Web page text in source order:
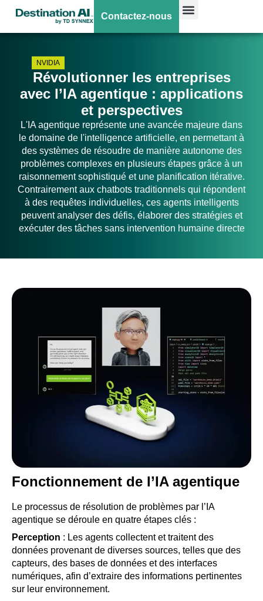
Contactez-nous
NVIDIA
Révolutionner les entreprises
avec l’IA agentique : applications
et perspectives
L'IA agentique représente une avancée majeure dans
le domaine de l'intelligence artificielle, en permettant à
des systèmes de résoudre de manière autonome des
problèmes complexes en plusieurs étapes grâce à un
raisonnement sophistiqué et une planification itérative.
Contrairement aux chatbots traditionnels qui répondent
à des requêtes individuelles, ces agents intelligents
peuvent analyser des défis, élaborer des stratégies et
exécuter des tâches sans intervention humaine directe
Fonctionnement de l’IA agentique
Le processus de résolution de problèmes par l’IA
agentique se déroule en quatre étapes clés :
Perception : Les agents collectent et traitent des
données provenant de diverses sources, telles que des
capteurs, des bases de données et des interfaces
numériques, afin d’extraire des informations pertinentes
sur leur environnement.